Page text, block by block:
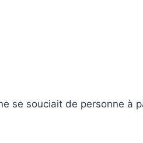
se souciait de personne à